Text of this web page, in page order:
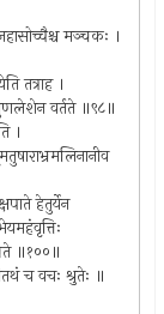
मञ्चकः ।
तत्राह ।
गुणलेशेन वर्तते ॥९८॥
।
हेतुर्येन
॥१००॥
च वचः श्रुतेः ॥